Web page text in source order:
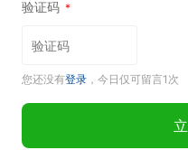
验证码 *
您还没有登录 ，今日仅可留言1次